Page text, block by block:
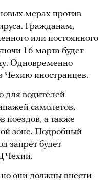
мерах против
Гражданам,
или постоянного
16 марта будет
Одновременно
Чехию иностранцев.
для водителей
самолетов,
поездов, а также
зоне. Подробный
запрет будет
Чехии.
они должны внести